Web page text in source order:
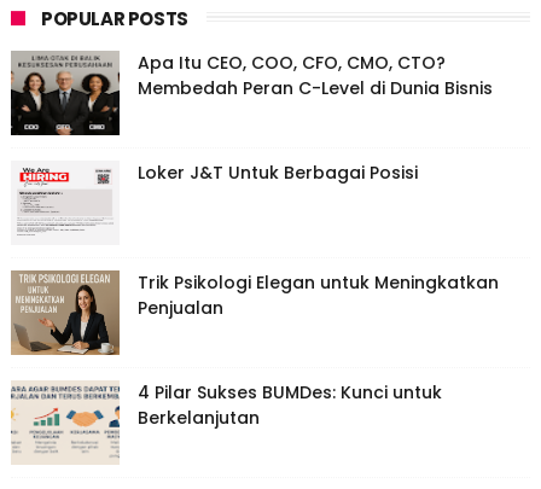
POPULAR POSTS
Apa Itu CEO, COO, CFO, CMO, CTO?
Membedah Peran C-Level di Dunia Bisnis
Loker J&T Untuk Berbagai Posisi
Trik Psikologi Elegan untuk Meningkatkan
Penjualan
4 Pilar Sukses BUMDes: Kunci untuk
Berkelanjutan